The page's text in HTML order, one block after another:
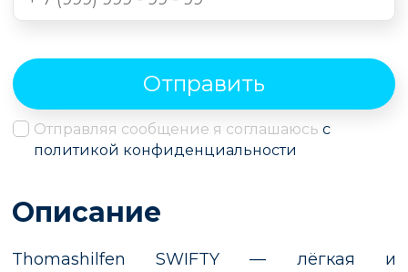
Отправить
Отправляя сообщение я соглашаюсьс
политикой конфиденциальности
Описание
Thomashilfen SWIFTY — лёгкая и